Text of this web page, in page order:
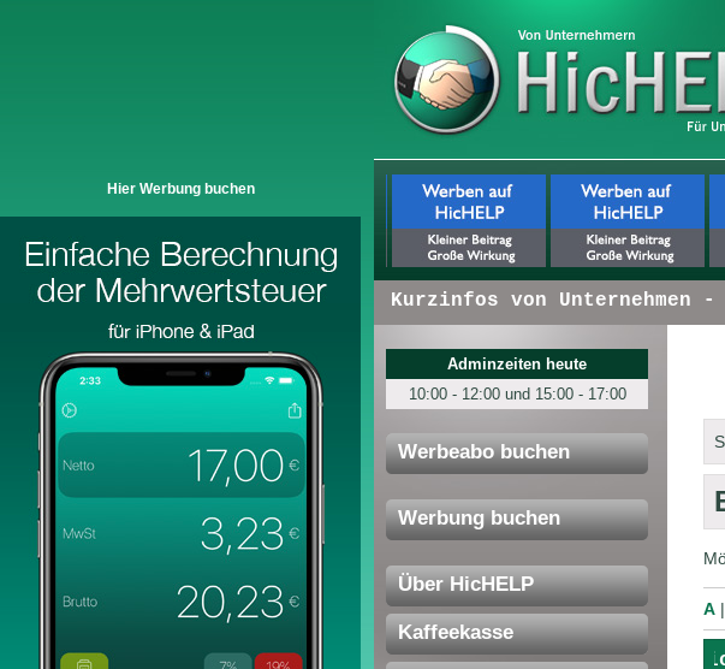
Hier Werbung buchen
+ + +Hier erscheinen: Kurzinfos von Unternehmen -
Adminzeiten heute
10:00 - 12:00 und 15:00 - 17:00
Werbeabo buchen
Werbung buchen
Über HicHELP
Kaffeekasse
A |
+ + +